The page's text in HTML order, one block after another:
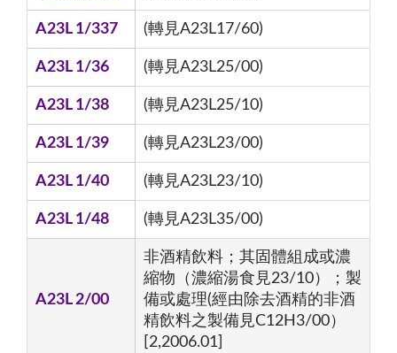
A23L 1/337 (轉見A23L17/60)
A23L 1/36 (轉見A23L25/00)
A23L 1/38 (轉見A23L25/10)
A23L 1/39 (轉見A23L23/00)
A23L 1/40 (轉見A23L23/10)
A23L 1/48 (轉見A23L35/00)
A23L 2/00
非酒精飲料；其固體組成或濃
縮物（濃縮湯食見23/10）；製
備或處理(經由除去酒精的非酒
精飲料之製備見C12H3/00）
[2,2006.01]